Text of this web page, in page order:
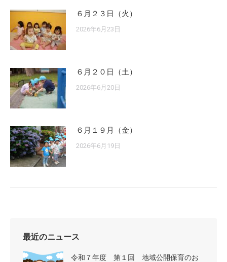
６月２３日（火）
2026年6月23日
６月２０日（土）
2026年6月20日
６月１９月（金）
2026年6月19日
最近のニュース
令和７年度 第１回 地域公開保育のお